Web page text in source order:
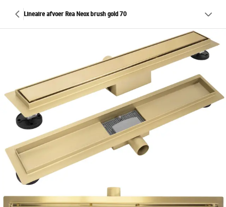
Lineaire afvoer Rea Neox brush gold 70